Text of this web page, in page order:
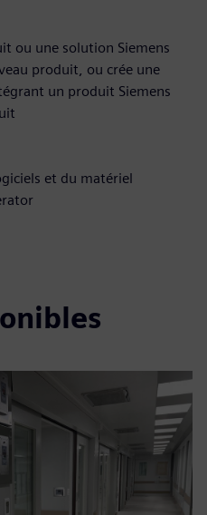
ou une solution Siemens
produit, ou crée une
un produit Siemens
et du matériel